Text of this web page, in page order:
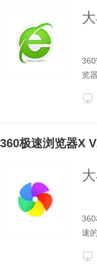
览
360极速浏览器X
速